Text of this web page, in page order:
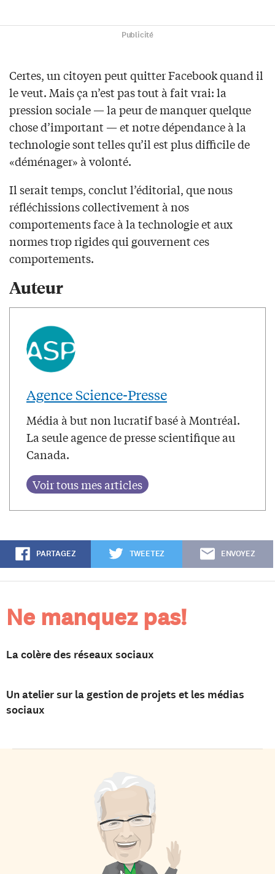
Publicité
Certes, un citoyen peut quitter Facebook quand il
le veut. Mais ça n’est pas tout à fait vrai: la
pression sociale — la peur de manquer quelque
chose d’important — et notre dépendance à la
technologie sont telles qu’il est plus difficile de
«déménager» à volonté.
Il serait temps, conclut l’éditorial, que nous
réfléchissions collectivement à nos
comportements face à la technologie et aux
normes trop rigides qui gouvernent ces
comportements.
Auteur
Agence Science-Presse
Média à but non lucratif basé à Montréal.
La seule agence de presse scientifique au
Canada.
PARTAGEZ TWEETEZ ENVOYEZ
Ne manquez pas!
La colère des réseaux sociaux
Un atelier sur la gestion de projets et les médias
sociaux